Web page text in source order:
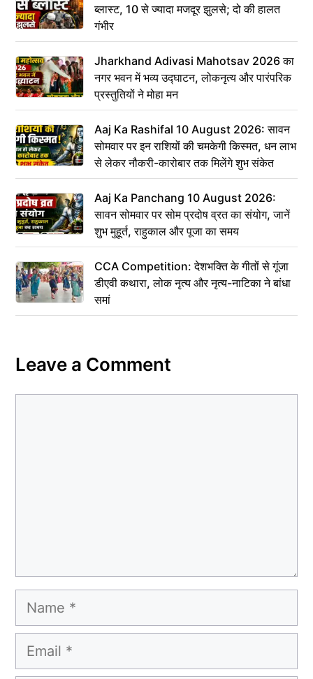
ब्लास्ट, 10 से ज्यादा मजदूर झुलसे; दो की हालत
गंभीर
Jharkhand Adivasi Mahotsav 2026 का
नगर भवन में भव्य उद्घाटन, लोकनृत्य और पारंपरिक
प्रस्तुतियों ने मोहा मन
Aaj Ka Rashifal 10 August 2026: सावन
सोमवार पर इन राशियों की चमकेगी किस्मत, धन लाभ
से लेकर नौकरी-कारोबार तक मिलेंगे शुभ संकेत
Aaj Ka Panchang 10 August 2026:
सावन सोमवार पर सोम प्रदोष व्रत का संयोग, जानें
शुभ मुहूर्त, राहुकाल और पूजा का समय
CCA Competition: देशभक्ति के गीतों से गूंजा
डीएवी कथारा, लोक नृत्य और नृत्य-नाटिका ने बांधा
समां
Leave a Comment
Name
Email